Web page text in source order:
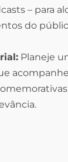
– para
do
Planeje